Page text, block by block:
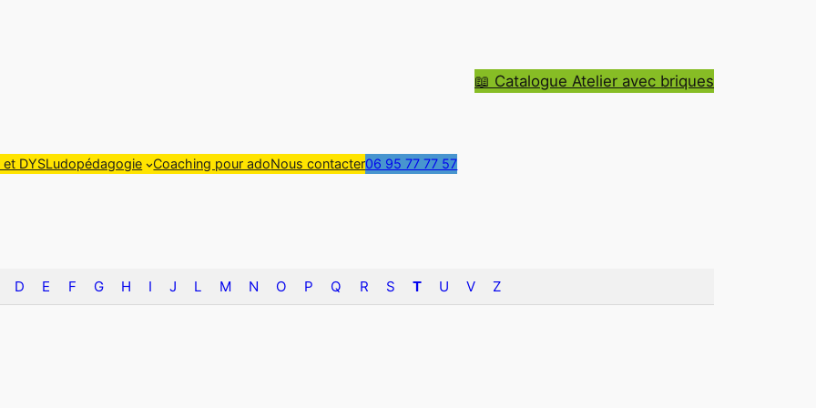
📖 Catalogue Atelier avec briques
DYSLudopédagogie Coaching pour adoNous contacter06 95 77 77 57
D E F G H I J L M N O P Q R S T U V Z